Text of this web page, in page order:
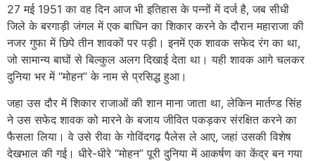
27 मई 1951 का वह दिन आज भी इतिहास के पन्नों में दर्ज है, जब सीधी
जिले के बरगाड़ी जंगल में एक बाघिन का शिकार करने के दौरान महाराजा की
नजर गुफा में छिपे तीन शावकों पर पड़ी। इनमें एक शावक सफेद रंग का था,
जो सामान्य बाघों से बिल्कुल अलग दिखाई देता था। यही शावक आगे चलकर
दुनिया भर में “मोहन” के नाम से प्रसिद्ध हुआ।
जहा उस दौर में शिकार राजाओं की शान माना जाता था, लेकिन मार्तण्ड सिंह
ने उस सफेद शावक को मारने के बजाय जीवित पकड़कर संरक्षित करने का
फैसला लिया। वे उसे रीवा के गोविंदगढ़ पैलेस ले आए, जहां उसकी विशेष
देखभाल की गई। धीरे-धीरे “मोहन” पूरी दुनिया में आकर्षण का केंद्र बन गया